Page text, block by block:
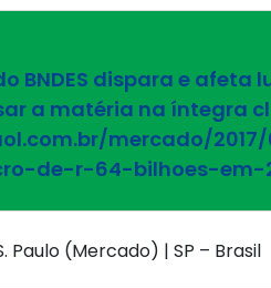
BNDES dispara e afeta
a matéria na íntegra
mercado/
de-r-64-bilhoes-em-
Paulo (Mercado) | SP – Brasil